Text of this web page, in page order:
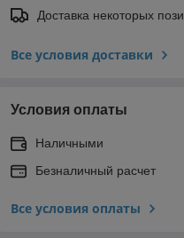
Доставка некоторых
Все условия доставки
Условия оплаты
Наличными
Безналичный расчет
Все условия оплаты